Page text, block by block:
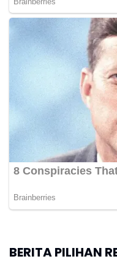
BERITA PILIHAN